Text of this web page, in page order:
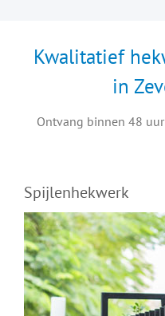
Kwalitatief
in
Ontvang binnen 48
Spijlenhekwerk